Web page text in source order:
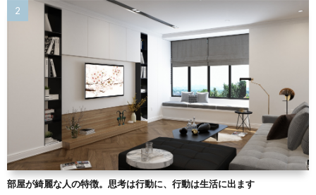
部屋が綺麗な人の特徴。思考は行動に、行動は生活に出ます